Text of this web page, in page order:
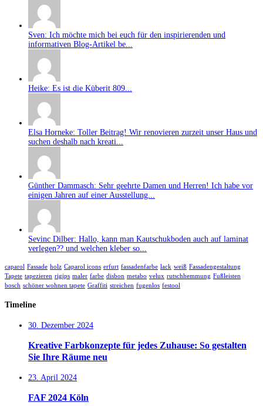
Sven: Ich möchte mich bei euch für den inspirierenden und
informativen Blog-Artikel be...
Heike: Es ist die Küberit 809...
Elsa Horneke: Toller Beitrag! Wir renovieren zurzeit unser Haus und
suchen deshalb nach kreati...
Günther Dammasch: Sehr geehrte Damen und Herren! Ich habe vor
einigen Jahren auf einer Ausstellung...
Sevinc Dilber: Hallo, kann man Kautschukboden auch auf laminat
verlegen?? und welchen kleber so...
caparol Fassade holz Caparol icons erfurt fassadenfarbe lack weiß Fassadengestaltung
Tapete tapezieren rigips maler farbe disbon metabo velux rutschhemmung Fußleisten
bosch schöner wohnen tapete Graffiti streichen fugenlos festool
Timeline
30. Dezember 2024
Kreative Farbkonzepte für jedes Zuhause: So gestalten
Sie Ihre Räume neu
23. April 2024
FAF 2024 Köln